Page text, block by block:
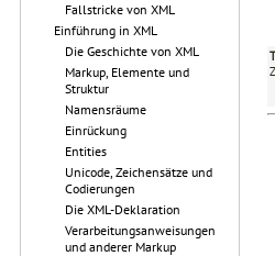
Fallstricke von XML
Einführung in XML
Die Geschichte von XML
Markup, Elemente und
Struktur
Namensräume
Einrückung
Entities
Unicode, Zeichensätze und
Codierungen
Die XML-Deklaration
Verarbeitungsanweisungen
und anderer Markup